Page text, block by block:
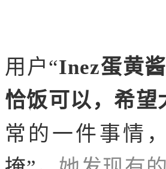
用户“Inez蛋黄酱
恰饭可以，希望
常的一件事情